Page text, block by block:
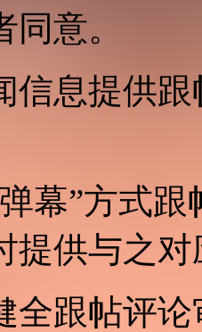
意。
信息提供
弹幕”方式
提供与之
全跟帖评